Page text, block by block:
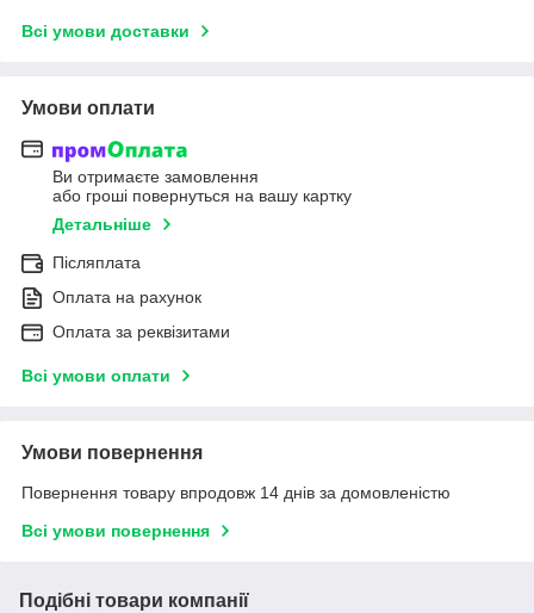
Всі умови доставки
Умови оплати
Ви отримаєте замовлення
або гроші повернуться на вашу картку
Детальніше
Післяплата
Оплата на рахунок
Оплата за реквізитами
Всі умови оплати
Умови повернення
Повернення товару впродовж 14 днів за домовленістю
Всі умови повернення
Подібні товари компанії